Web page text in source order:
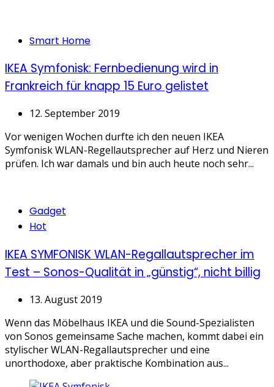
Categories
Smart Home
IKEA Symfonisk: Fernbedienung wird in
Frankreich für knapp 15 Euro gelistet
12. September 2019
Vor wenigen Wochen durfte ich den neuen IKEA
Symfonisk WLAN-Regellautsprecher auf Herz und Nieren
prüfen. Ich war damals und bin auch heute noch sehr...
Categories
Gadget
Hot
IKEA SYMFONISK WLAN-Regallautsprecher im
Test – Sonos-Qualität in „günstig“, nicht billig
13. August 2019
Wenn das Möbelhaus IKEA und die Sound-Spezialisten
von Sonos gemeinsame Sache machen, kommt dabei ein
stylischer WLAN-Regallautsprecher und eine
unorthodoxe, aber praktische Kombination aus...